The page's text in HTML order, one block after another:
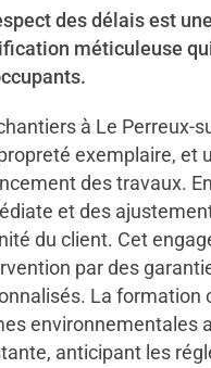
des délais est
méticuleuse
à Le Perreux-
exemplaire, et
des travaux.
et des
du client. Cet
par des
La formation
environnementales
anticipant les